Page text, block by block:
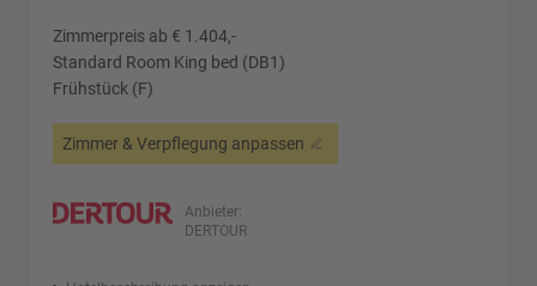
Zimmerpreis ab € 1.404,-
Standard Room King bed (DB1)
Frühstück (F)
Zimmer & Verpflegung anpassen
Anbieter:
DERTOUR